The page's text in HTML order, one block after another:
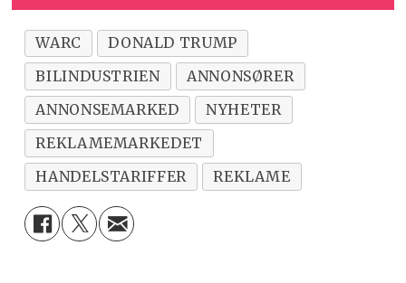
WARC
DONALD TRUMP
BILINDUSTRIEN
ANNONSØRER
ANNONSEMARKED
NYHETER
REKLAMEMARKEDET
HANDELSTARIFFER
REKLAME